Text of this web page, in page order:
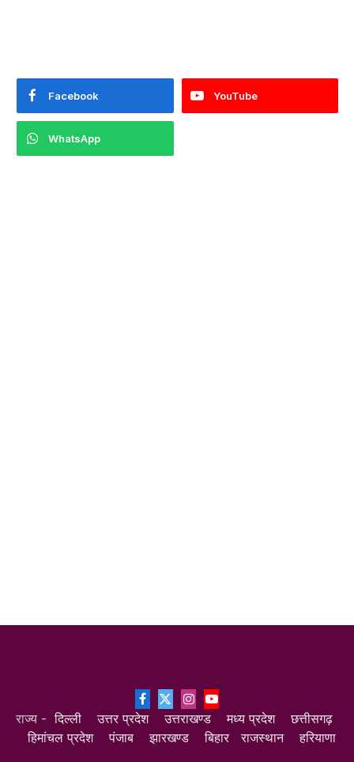
Facebook YouTube
WhatsApp
Facebook
X
(Twitter)
InstagramYouTube
राज्य -दिल्ली उत्तर प्रदेश उत्तराखण्ड मध्य प्रदेश
छत्तीसगढ़
हिमांचल प्रदेश
पंजाब झारखण्ड बिहार राजस्थान हरियाणा